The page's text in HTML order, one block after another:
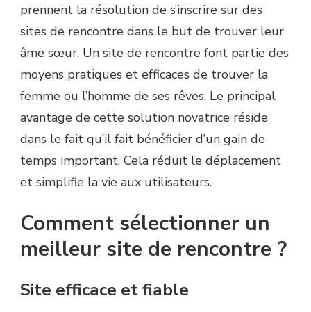
prennent la résolution de s’inscrire sur des
sites de rencontre dans le but de trouver leur
âme sœur. Un site de rencontre font partie des
moyens pratiques et efficaces de trouver la
femme ou l’homme de ses rêves. Le principal
avantage de cette solution novatrice réside
dans le fait qu’il fait bénéficier d’un gain de
temps important. Cela réduit le déplacement
et simplifie la vie aux utilisateurs.
Comment sélectionner un
meilleur site de rencontre ?
Site efficace et fiable